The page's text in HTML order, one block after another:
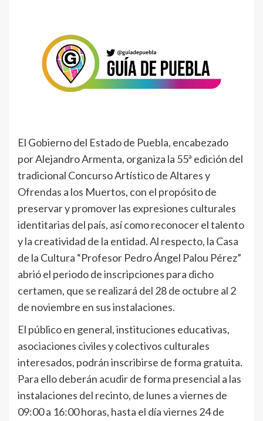
El Gobierno del Estado de Puebla, encabezado
por Alejandro Armenta, organiza la 55ª edición del
tradicional Concurso Artístico de Altares y
Ofrendas a los Muertos, con el propósito de
preservar y promover las expresiones culturales
identitarias del país, así como reconocer el talento
y la creatividad de la entidad. Al respecto, la Casa
de la Cultura “Profesor Pedro Ángel Palou Pérez”
abrió el periodo de inscripciones para dicho
certamen, que se realizará del 28 de octubre al 2
de noviembre en sus instalaciones.
El público en general, instituciones educativas,
asociaciones civiles y colectivos culturales
interesados, podrán inscribirse de forma gratuita.
Para ello deberán acudir de forma presencial a las
instalaciones del recinto, de lunes a viernes de
09:00 a 16:00 horas, hasta el día viernes 24 de